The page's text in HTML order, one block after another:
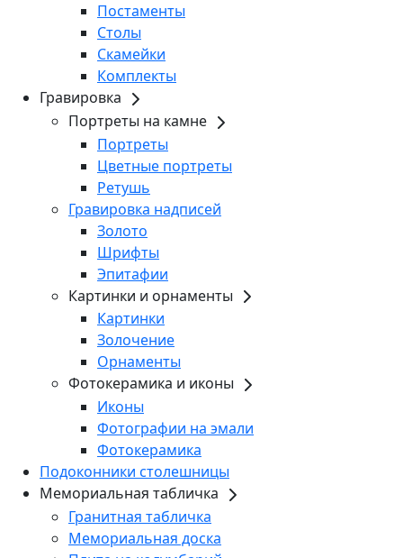
Постаменты
Столы
Скамейки
Комплекты
Гравировка
Портреты на камне
Портреты
Цветные портреты
Ретушь
Гравировка надписей
Золото
Шрифты
Эпитафии
Картинки и орнаменты
Картинки
Золочение
Орнаменты
Фотокерамика и иконы
Иконы
Фотографии на эмали
Фотокерамика
Подоконники столешницы
Мемориальная табличка
Гранитная табличка
Мемориальная доска